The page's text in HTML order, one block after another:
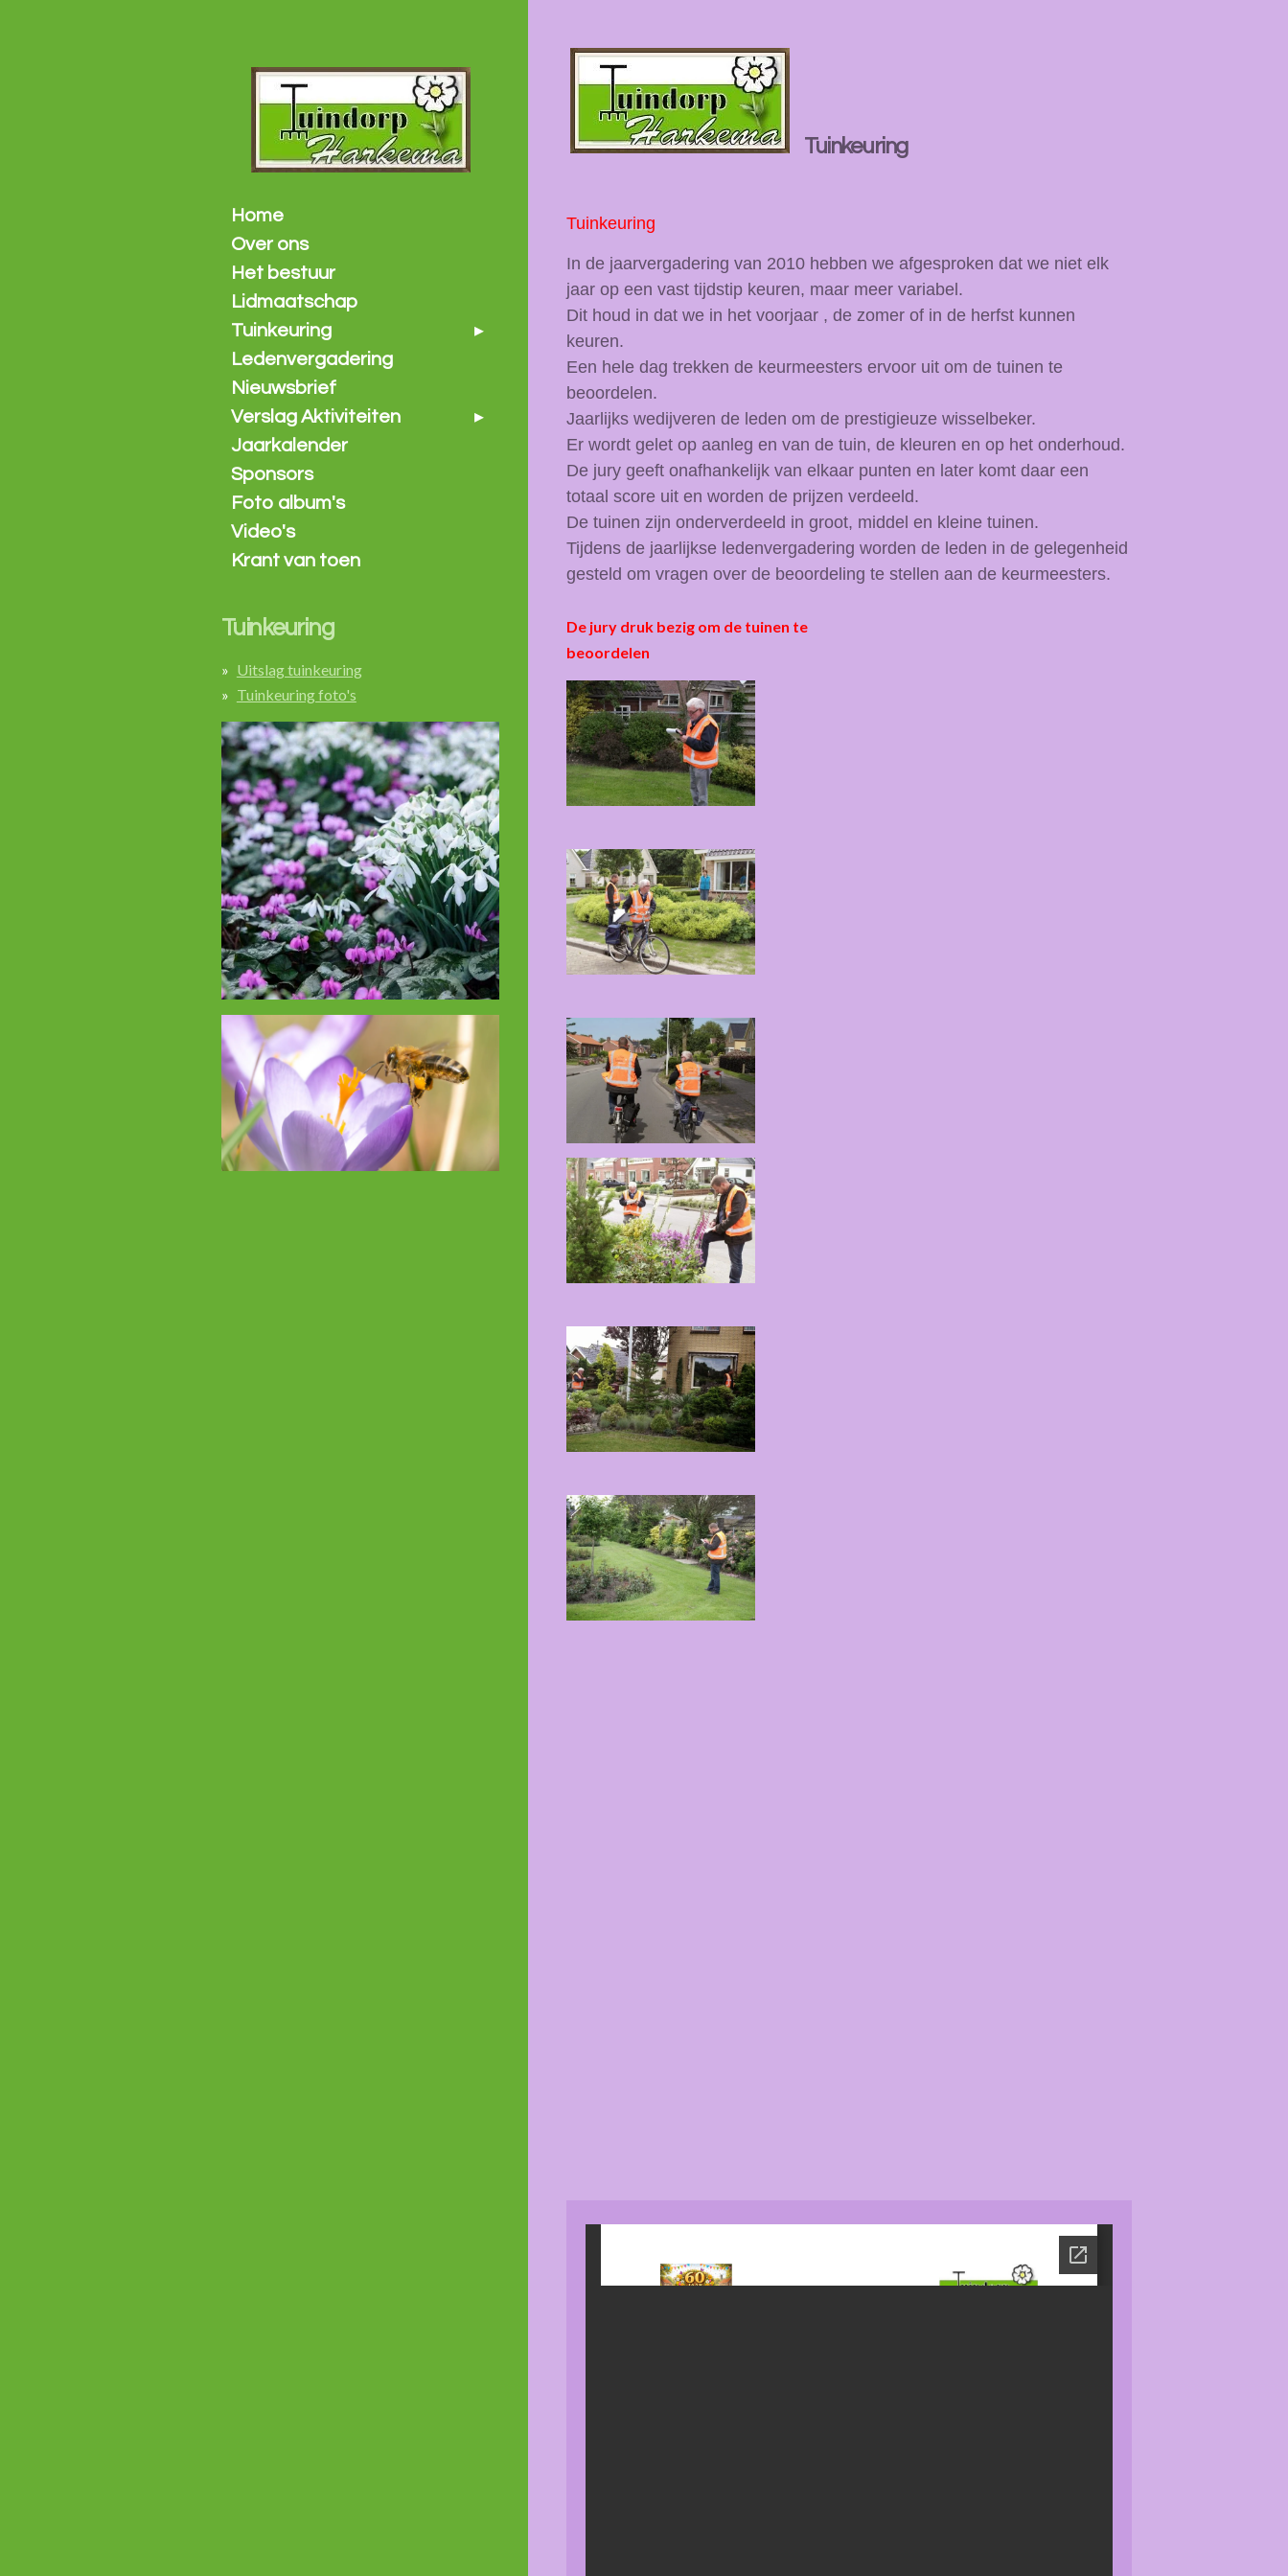
Tuinkeuring
Tuinkeuring
In de jaarvergadering van 2010 hebben we afgesproken dat we niet elk
jaarop een vast tijdstip keuren, maar meer variabel.
Dit houd in dat we in het voorjaar , de zomer of in de herfst kunnen
keuren.
Een hele dag trekken de keurmeesters ervoor uit om de tuinen te
beoordelen.
Jaarlijks wedijveren de leden om de prestigieuze wisselbeker.
Er wordt gelet op aanleg en van de tuin, de kleuren en op hetonderhoud.
De jury geeft onafhankelijk van elkaar punten en later komt daar een
totaal score uiten worden de prijzen verdeeld.
De tuinen zijn onderverdeeld in groot, middel en kleine tuinen.
Tijdens de jaarlijkse ledenvergadering worden de leden in de gelegenheid
gesteld om vragen over de beoordeling te stellen aan de keurmeesters.
De jury druk bezig om de tuinen te
beoordelen
Home
Over ons
Het bestuur
Lidmaatschap
Tuinkeuring
Ledenvergadering
Nieuwsbrief
Verslag Aktiviteiten
Jaarkalender
Sponsors
Foto album's
Video's
Krant van toen
Tuinkeuring
Uitslag tuinkeuring
Tuinkeuring foto's